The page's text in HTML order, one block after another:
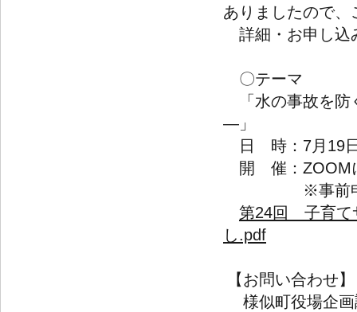
ありましたので
詳細・お申し込
〇テーマ
「水の事故を防
日 時：7月19
開 催：ZOOM
※事前申込
第24回 子育て
し.pdf
【お問い合わせ】
様似町役場企画